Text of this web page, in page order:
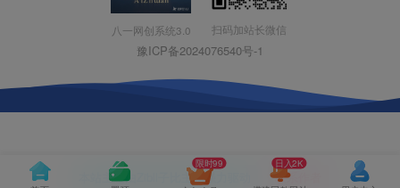
八一网创系统3.0 扫码加站长微信
豫ICP备2024076540号-1
限时99 日入2K
本站主题由Zibll子比主题强力驱动 联系作者